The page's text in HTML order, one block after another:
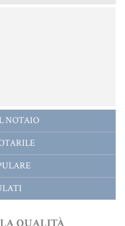
NOTAIO
QUALITÀ